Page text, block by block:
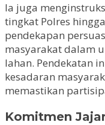
Ia juga
tingkat Polres
pendekapan
masyarakat dalam
lahan. Pendekatan
kesadaran
memastikan
Komitmen